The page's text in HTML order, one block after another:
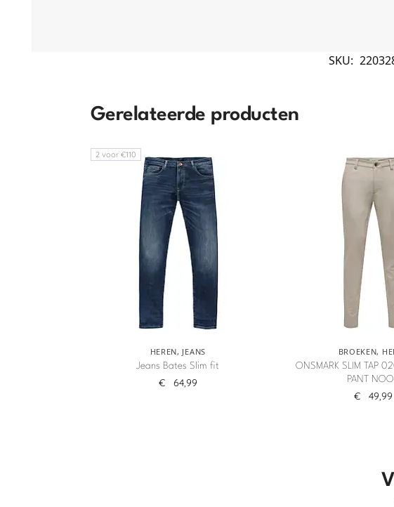
SKU:
Gerelateerde producten
2 voor €110
HEREN, JEANS
Jeans Bates Slim fit
€ 64,99
BROEKEN,
ONSMARK SLIM TAP
PANT
€ 49,99